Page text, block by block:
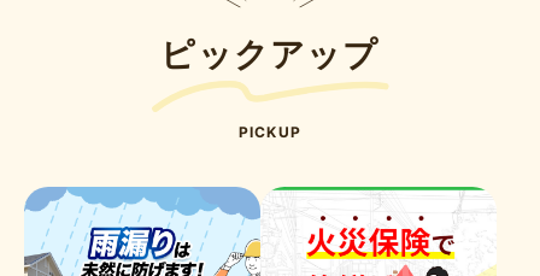
ピックアップ
PICKUP